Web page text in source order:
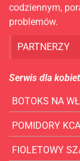
codziennym,
problemów.
PARTNERZY
Serwis dla kobiet
BOTOKS NA
POMIDORY
FIOLETOWY